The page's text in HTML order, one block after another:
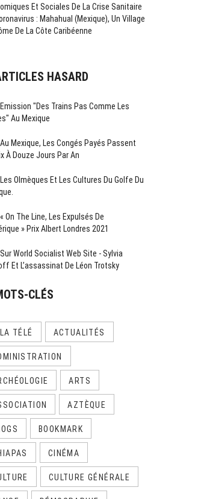
Et Sociales De La Crise Sanitaire
: Mahahual (Mexique), Un Village
De La Côte Caribéenne
HASARD
Emission "Des Trains Pas Comme Les
Au Mexique
Au Mexique, Les Congés Payés Passent
À Douze Jours Par An
Les Olmèques Et Les Cultures Du Golfe Du
« On The Line, Les Expulsés De
» Prix Albert Londres 2021
Sur World Socialist Web Site - Sylvia
Et L’assassinat De Léon Trotsky
CLÉS
TÉLÉ ACTUALITÉS
ARTS
AZTÈQUE
BOOKMARK
CINÉMA
CULTURE GÉNÉRALE